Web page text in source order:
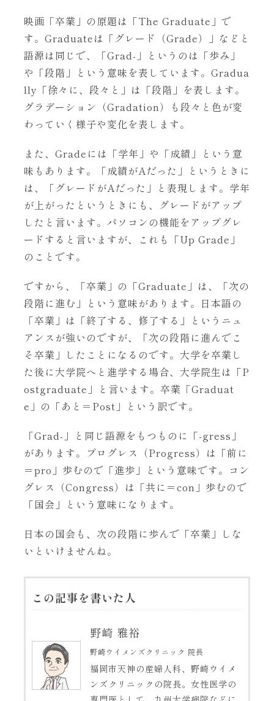
映画「卒業」の原題は「The Graduate」で
す。Graduateは「グレード（Grade）」などと
語源は同じで、「Grad-」というのは「歩み」
や「段階」という意味を表しています。Gradua
lly「徐々に、段々と」は「段階」を表します。
グラデーション（Gradation）も段々と色が変
わっていく様子や変化を表します。
また、Gradeには「学年」や「成績」という意
味もあります。「成績がAだった」というときに
は、「グレードがAだった」と表現します。学年
が上がったというときにも、グレードがアップ
したと言います。パソコンの機能をアップグレ
ードすると言いますが、これも「Up Grade」
のことです。
ですから、「卒業」の「Graduate」は、「次の
段階に進む」という意味があります。日本語の
「卒業」は「終了する、修了する」というニュ
アンスが強いのですが、「次の段階に進んでこ
そ卒業」したことになるのです。大学を卒業し
た後に大学院へと進学する場合、大学院生は「P
ostgraduate」と言います。卒業「Graduat
e」の「あと＝Post」という訳です。
「Grad-」と同じ語源をもつものに「-gress」
があります。プログレス（Progress）は「前に
＝pro」歩むので「進歩」という意味です。コン
グレス（Congress）は「共に＝con」歩むので
「国会」という意味になります。
日本の国会も、次の段階に歩んで「卒業」しな
いといけませんね。
この記事を書いた人
野崎 雅裕
野崎ウイメンズクリニック 院長
福岡市天神の産婦人科、野崎ウイメ
ンズクリニックの院長。女性医学の